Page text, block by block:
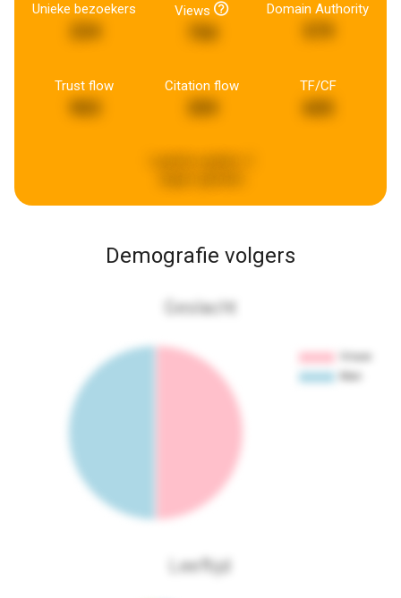
Unieke bezoekers Views Domain Authority
Trust flow Citation flow TF/CF
Demografie volgers
Geslacht
Leeftijd